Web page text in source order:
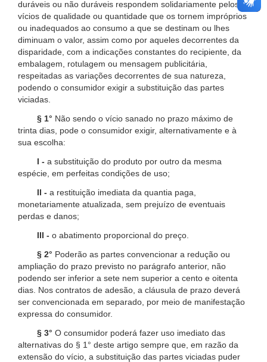
duráveis ou não duráveis respondem solidariamente pelos
vícios de qualidade ou quantidade que os tornem impróprios
ou inadequados ao consumo a que se destinam ou lhes
diminuam o valor, assim como por aqueles decorrentes da
disparidade, com a indicações constantes do recipiente, da
embalagem, rotulagem ou mensagem publicitária,
respeitadas as variações decorrentes de sua natureza,
podendo o consumidor exigir a substituição das partes
viciadas.
§ 1° Não sendo o vício sanado no prazo máximo de
trinta dias, pode o consumidor exigir, alternativamente e à
sua escolha:
I - a substituição do produto por outro da mesma
espécie, em perfeitas condições de uso;
II - a restituição imediata da quantia paga,
monetariamente atualizada, sem prejuízo de eventuais
perdas e danos;
III - o abatimento proporcional do preço.
§ 2° Poderão as partes convencionar a redução ou
ampliação do prazo previsto no parágrafo anterior, não
podendo ser inferior a sete nem superior a cento e oitenta
dias. Nos contratos de adesão, a cláusula de prazo deverá
ser convencionada em separado, por meio de manifestação
expressa do consumidor.
§ 3° O consumidor poderá fazer uso imediato das
alternativas do § 1° deste artigo sempre que, em razão da
extensão do vício, a substituição das partes viciadas puder